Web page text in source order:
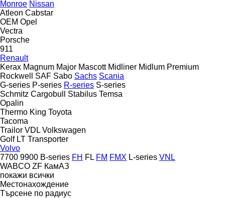
Monroe Nissan
Atleon Cabstar
OEM Opel
Vectra
Porsche
911
Renault
Kerax Magnum Major Mascott Midliner Midlum Premium
Rockwell
SAF Sabo Sachs Scania
G-series P-series R-series S-series
Schmitz Cargobull
Stabilus Temsa
Opalin
Thermo King Toyota
Tacoma
Trailor VDL Volkswagen
Golf LT Transporter
Volvo
7700 9900 B-series FH FL FM FMX L-series VNL
WABCO ZF КамАЗ
покажи всички
Местонахождение
Търсене по радиус